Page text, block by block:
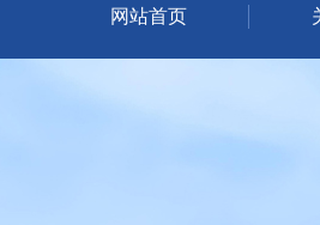
网站首页